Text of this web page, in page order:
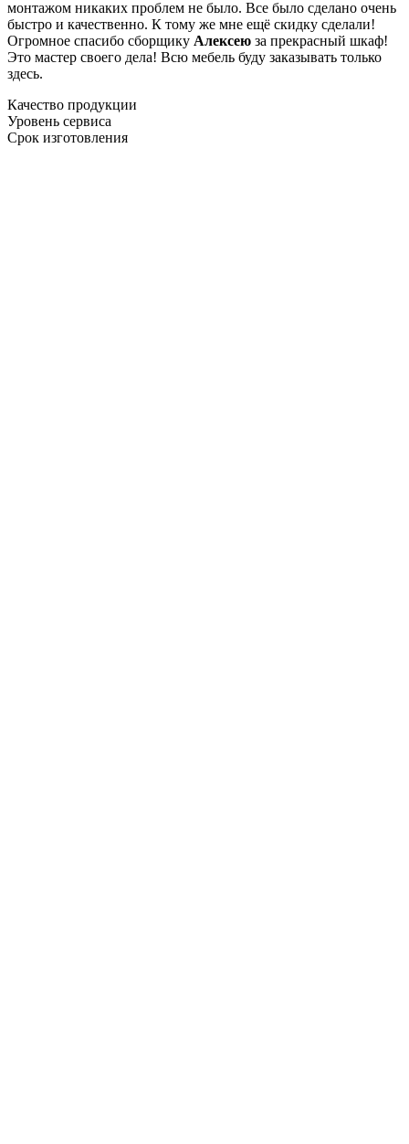
монтажом никаких проблем не было. Все было сделано очень
быстро и качественно. К тому же мне ещё скидку сделали!
Огромное спасибо сборщику Алексею за прекрасный шкаф!
Это мастер своего дела! Всю мебель буду заказывать только
здесь.
Качество продукции
Уровень сервиса
Срок изготовления